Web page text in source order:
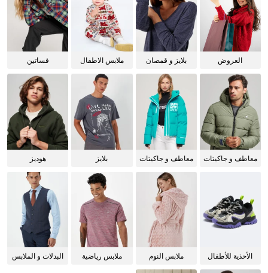
العروض
بلايز و قمصان
ملابس الاطفال فساتين
معاطف و جاكيتات
معاطف و جاكيتات
بلايز هوديز
الأحذية للأطفال
ملابس النوم
ملابس رياضية
البدلات و الملابس